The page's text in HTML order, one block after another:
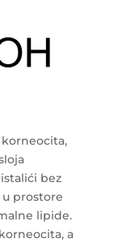
bez
u prostore
lipide.
a